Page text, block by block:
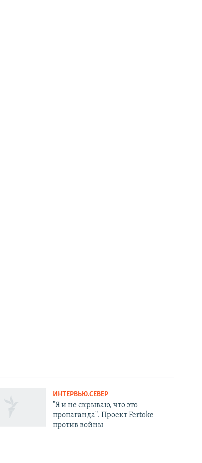
ИНТЕРВЬЮ.СЕВЕР
"Я и не скрываю, что это
пропаганда". Проект Fertoke
против войны